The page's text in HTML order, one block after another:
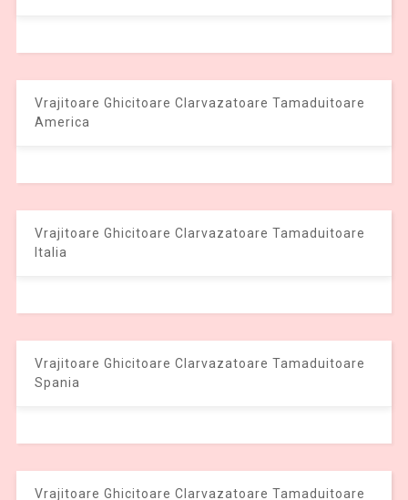
Vrajitoare Ghicitoare Clarvazatoare Tamaduitoare
America
Vrajitoare Ghicitoare Clarvazatoare Tamaduitoare
Italia
Vrajitoare Ghicitoare Clarvazatoare Tamaduitoare
Spania
Vrajitoare Ghicitoare Clarvazatoare Tamaduitoare